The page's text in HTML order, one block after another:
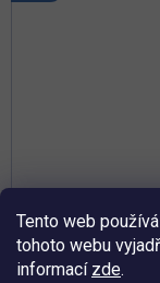
Tento web
tohoto webu
informací zde.